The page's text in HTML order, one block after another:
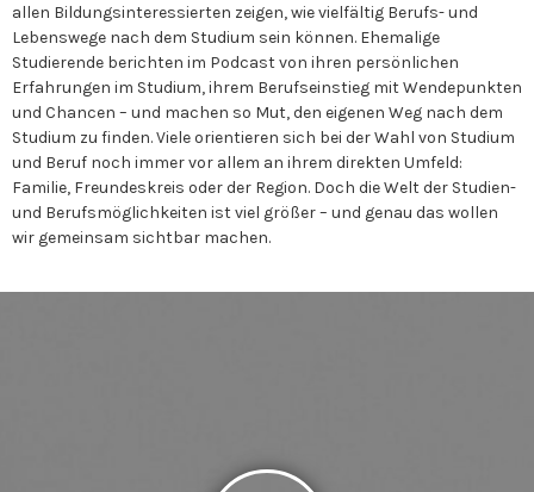
allen Bildungsinteressierten zeigen, wie vielfältig Berufs- und
Lebenswege nach dem Studium sein können. Ehemalige
Studierende berichten im Podcast von ihren persönlichen
Erfahrungen im Studium, ihrem Berufseinstieg mit Wendepunkten
und Chancen – und machen so Mut, den eigenen Weg nach dem
Studium zu finden. Viele orientieren sich bei der Wahl von Studium
und Beruf noch immer vor allem an ihrem direkten Umfeld:
Familie, Freundeskreis oder der Region. Doch die Welt der Studien-
und Berufsmöglichkeiten ist viel größer – und genau das wollen
wir gemeinsam sichtbar machen.